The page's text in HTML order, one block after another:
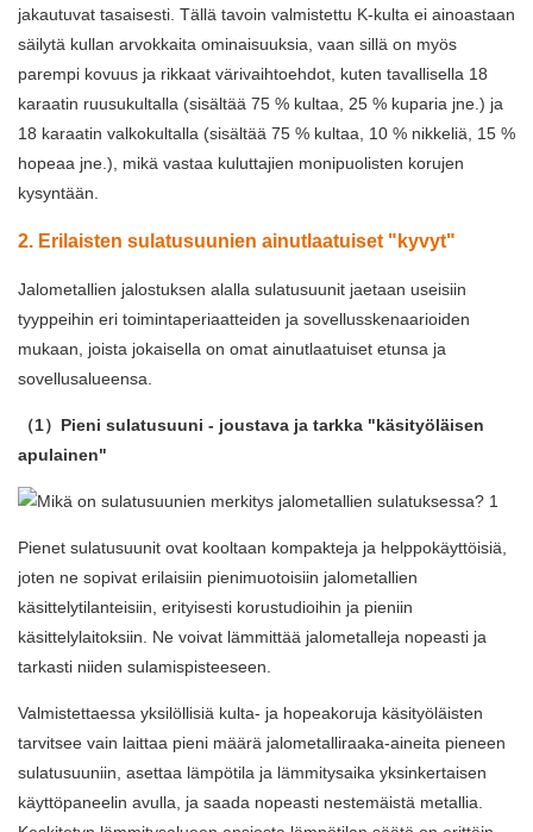
jakautuvat tasaisesti. Tällä tavoin valmistettu K-kulta ei ainoastaan
​​säilytä kullan arvokkaita ominaisuuksia, vaan sillä on myös
parempi kovuus ja rikkaat värivaihtoehdot, kuten tavallisella 18
karaatin ruusukultalla (sisältää 75 % kultaa, 25 % kuparia jne.) ja
18 karaatin valkokultalla (sisältää 75 % kultaa, 10 % nikkeliä, 15 %
hopeaa jne.), mikä vastaa kuluttajien monipuolisten korujen
kysyntään.
2. Erilaisten sulatusuunien ainutlaatuiset "kyvyt"
Jalometallien jalostuksen alalla sulatusuunit jaetaan useisiin
tyyppeihin eri toimintaperiaatteiden ja sovellusskenaarioiden
mukaan, joista jokaisella on omat ainutlaatuiset etunsa ja
sovellusalueensa.
（1） Pieni sulatusuuni - joustava ja tarkka "käsityöläisen
apulainen"
Pienet sulatusuunit ovat kooltaan kompakteja ja helppokäyttöisiä,
joten ne sopivat erilaisiin pienimuotoisiin jalometallien
käsittelytilanteisiin, erityisesti korustudioihin ja pieniin
käsittelylaitoksiin. Ne voivat lämmittää jalometalleja nopeasti ja
tarkasti niiden sulamispisteeseen.
Valmistettaessa yksilöllisiä kulta- ja hopeakoruja käsityöläisten
tarvitsee vain laittaa pieni määrä jalometalliraaka-aineita pieneen
sulatusuuniin, asettaa lämpötila ja lämmitysaika yksinkertaisen
käyttöpaneelin avulla, ja saada nopeasti nestemäistä metallia.